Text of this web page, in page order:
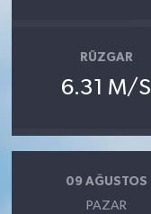
RÜZGAR
6.31 M/S
09 AĞUSTOS
PAZAR